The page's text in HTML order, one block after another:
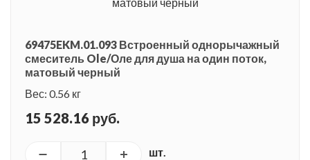
69475EKM.01.093 Встроенный однорычажный
смеситель Ole/Оле для душа на один поток,
матовый черный
Вес: 0.56 кг
15 528.16 руб.
шт.